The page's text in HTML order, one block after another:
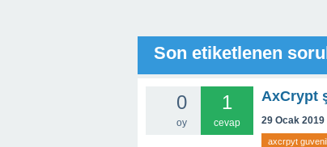
Son etiketlenen
0
oy
1
cevap
AxCrypt
29 Ocak 2019
axcrpyt